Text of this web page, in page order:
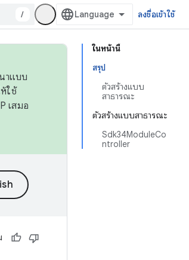
/ ลงชื่อเข้าใช้
ในหน้านี้
สรุป
ตัวสร้างแบบ
สาธารณะ
ตัวสร้างแบบสาธารณะ
Sdk34ModuleCo
ntroller
าแบบ
ใช้
เสมอ